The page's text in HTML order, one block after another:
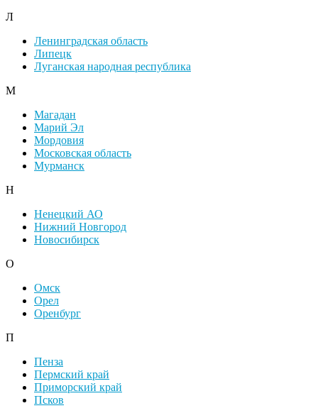
Л
Ленинградская область
Липецк
Луганская народная республика
М
Магадан
Марий Эл
Мордовия
Московская область
Мурманск
Н
Ненецкий АО
Нижний Новгород
Новосибирск
О
Омск
Орел
Оренбург
П
Пенза
Пермский край
Приморский край
Псков